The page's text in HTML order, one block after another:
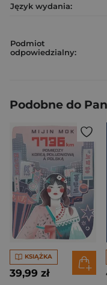
Język wydania:
Podmiot
odpowiedzialny:
Podobne do
KSIĄŻKA
39,99 zł